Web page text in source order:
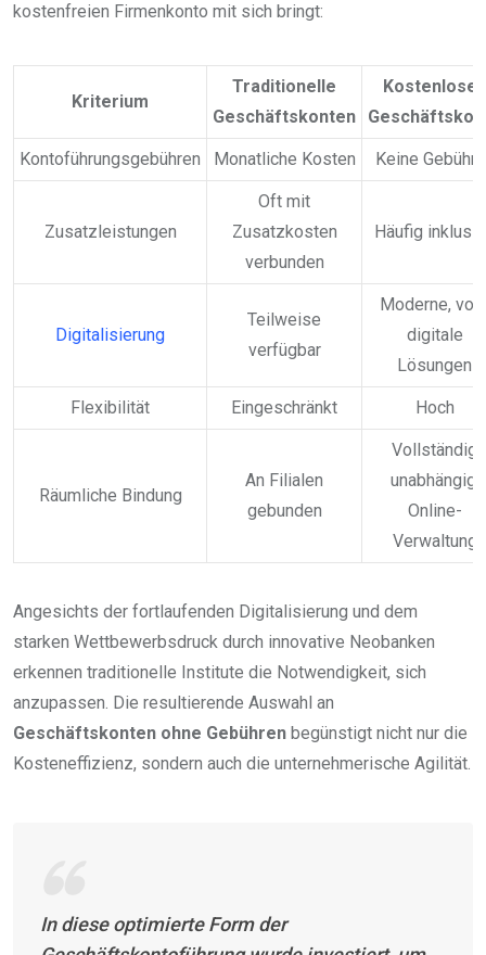
kostenfreien Firmenkonto mit sich bringt:
Kriterium
Traditionelle
Geschäftskonten
Kostenloses
Kontoführungsgebühren Monatliche Kosten Keine
Zusatzleistungen
Oft mit
Zusatzkosten
verbunden
Häufig
Digitalisierung
Teilweise
verfügbar
Moderne,
digitale
Lösungen
Flexibilität Eingeschränkt Hoch
Räumliche Bindung
An Filialen
gebunden
Vollständig
unabhängig,
Online-
Verwaltung
Angesichts der fortlaufenden Digitalisierung und dem
starken Wettbewerbsdruck durch innovative Neobanken
erkennen traditionelle Institute die Notwendigkeit, sich
anzupassen. Die resultierende Auswahl an
Geschäftskonten ohne Gebühren begünstigt nicht nur die
Kosteneffizienz, sondern auch die unternehmerische Agilität.
In diese optimierte Form der